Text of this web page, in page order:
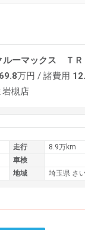
ーマックス ＴＲ
万円 / 諸費用
岩槻店
走行
8.9万km
車検
地域
埼玉県 さ